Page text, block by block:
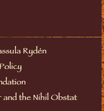
Rydén
the Nihil Obstat